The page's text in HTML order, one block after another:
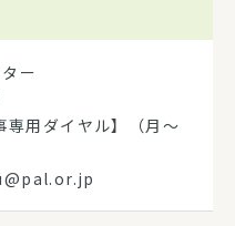
ー
用ダイヤル】（月～